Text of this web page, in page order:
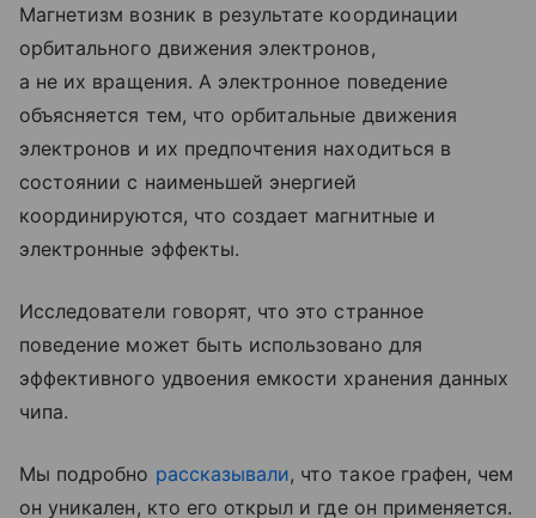
Магнетизм возник в результате координации
орбитального движения электронов,
а не их вращения. А электронное поведение
объясняется тем, что орбитальные движения
электронов и их предпочтения находиться в
состоянии с наименьшей энергией
координируются, что создает магнитные и
электронные эффекты.
Исследователи говорят, что это странное
поведение может быть использовано для
эффективного удвоения емкости хранения данных
чипа.
Мы подробно рассказывали, что такое графен, чем
он уникален, кто его открыл и где он применяется.